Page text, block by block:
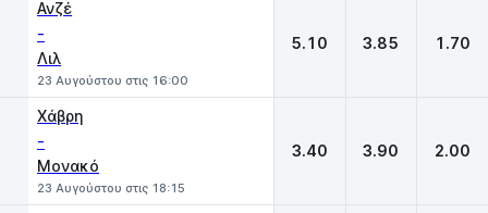
Ανζέ
-
Λιλ
23 Αυγούστου στις 16:00
5.10 3.85 1.70
Χάβρη
-
Μονακό
23 Αυγούστου στις 18:15
3.40 3.90 2.00